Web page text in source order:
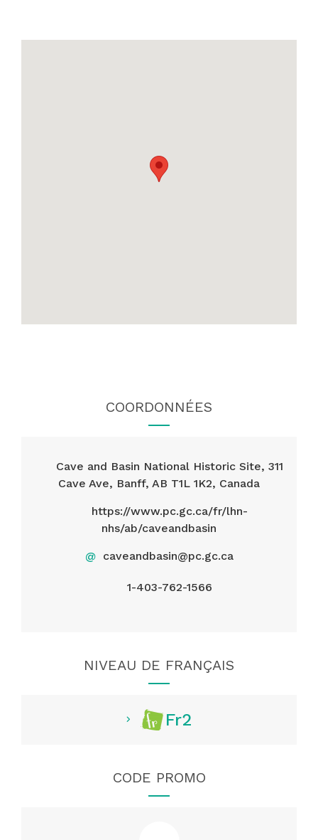
COORDONNÉES
Cave and Basin National Historic Site, 311
Cave Ave, Banff, AB T1L 1K2, Canada
https://www.pc.gc.ca/fr/lhn-
nhs/ab/caveandbasin
@ caveandbasin@pc.gc.ca
1-403-762-1566
NIVEAU DE FRANÇAIS
Fr2
CODE PROMO